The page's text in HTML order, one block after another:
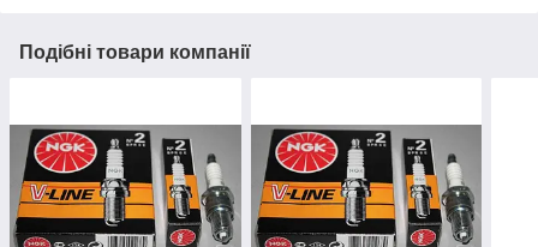
Подібні товари компанії